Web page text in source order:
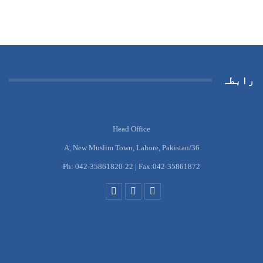
رابطہ
Head Office
36/A, New Muslim Town, Lahore, Pakistan
Ph: 042-35861820-22 | Fax:042-35861872